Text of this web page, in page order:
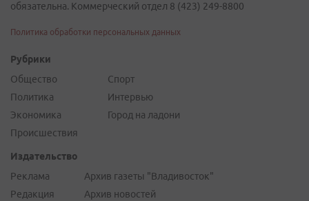
обязательна. Коммерческий отдел 8 (423) 249-8800
Политика обработки персональных данных
Рубрики
Общество
Политика
Экономика
Происшествия
Спорт
Интервью
Город на ладони
Издательство
Реклама
Редакция
Архив газеты "Владивосток"
Архив новостей